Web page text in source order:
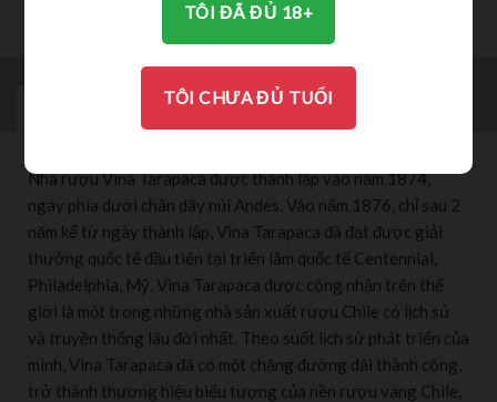
THƯỞNG THỨC
BRAND
Nhà rượu Vina Tarapaca được thành lập vào năm 1874,
ngay phía dưới chân dãy núi Andes. Vào năm 1876, chỉ sau 2
năm kể từ ngày thành lập, Vina Tarapaca đã đạt được giải
thưởng quốc tế đầu tiên tại triển lãm quốc tế Centennial,
Philadelphia, Mỹ. Vina Tarapaca được công nhận trên thế
giới là một trong những nhà sản xuất rượu Chile có lịch sử
và truyền thống lâu đời nhất. Theo suốt lịch sử phát triển của
mình, Vina Tarapaca đã có một chặng đường dài thành công,
trở thành thương hiệu biểu tượng của nền rượu vang Chile,
TÔI ĐÃ ĐỦ 18+
TÔI CHƯA ĐỦ TUỔI